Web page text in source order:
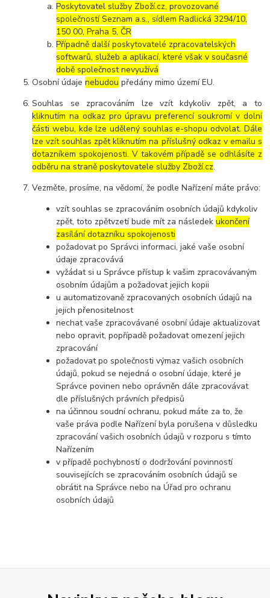
Poskytovatel služby Zboží.cz, provozované
společností Seznam a.s., sídlem Radlická 3294/10,
150 00, Praha 5, ČR
Případně další poskytovatelé zpracovatelských
softwarů, služeb a aplikací, které však v současné
době společnost nevyužívá
Osobní údajenebudou předány mimo území EU.
Souhlas se zpracováním lze vzít kdykoliv zpět, a to
kliknutím na odkaz pro úpravu preferencí soukromí v dolní
části webu, kde lze udělený souhlas e-shopu odvolat. Dále
lze vzít souhlas zpět kliknutím na příslušný odkaz v emailu s
dotazníkem spokojenosti. V takovém případě se odhlásíte z
odběru na straně poskytovatele služby Zboží.cz.
Vezměte, prosíme, na vědomí, že podle Nařízení máte právo:
vzít souhlas se zpracováním osobních údajů kdykoliv
zpět, toto zpětvzetí bude mít za následekukončení
zasílání dotazníku spokojenosti
požadovat po Správci informaci, jaké vaše osobní
údaje zpracovává
vyžádat si u Správce přístup k vašim zpracovávaným
osobním údajům a požadovat jejich kopii
u automatizovaně zpracovaných osobních údajů na
jejich přenositelnost
nechat vaše zpracovávané osobní údaje aktualizovat
nebo opravit, popřípadě požadovat omezení jejich
zpracování
požadovat po společnosti výmaz vašich osobních
údajů, pokud se nejedná o osobní údaje, které je
Správce povinen nebo oprávněn dále zpracovávat
dle příslušných právních předpisů
na účinnou soudní ochranu, pokud máte za to, že
vaše práva podle Nařízení byla porušena v důsledku
zpracování vašich osobních údajů v rozporu s tímto
Nařízením
v případě pochybností o dodržování povinností
souvisejících se zpracováním osobních údajů se
obrátit na Správce nebo na Úřad pro ochranu
osobních údajů